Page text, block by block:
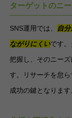
ターゲットのニ
SNS運用では、
自
ながりにくいです
把握し、そのニー
す。リサーチを怠
成功の鍵となります